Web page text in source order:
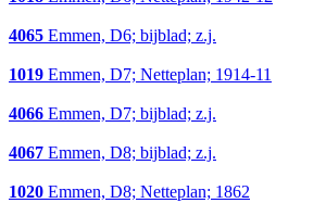
4065 Emmen, D6; bijblad; z.j.
1019 Emmen, D7; Netteplan; 1914-11
4066 Emmen, D7; bijblad; z.j.
4067 Emmen, D8; bijblad; z.j.
1020 Emmen, D8; Netteplan; 1862